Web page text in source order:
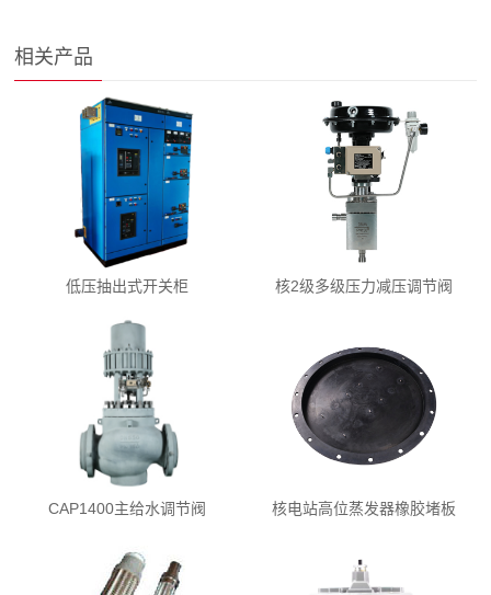
相关产品
低压抽出式开关柜 核2级多级压力减压调节阀
CAP1400主给水调节阀 核电站高位蒸发器橡胶堵板